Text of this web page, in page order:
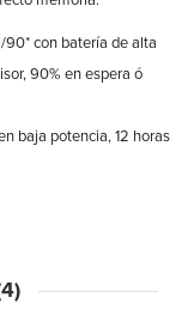
con batería de alta
90% en espera ó
baja potencia, 12 horas